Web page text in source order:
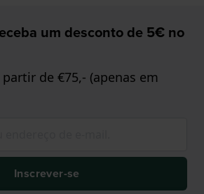
um desconto de 5€ no
de €75,- (apenas em
Inscrever-se